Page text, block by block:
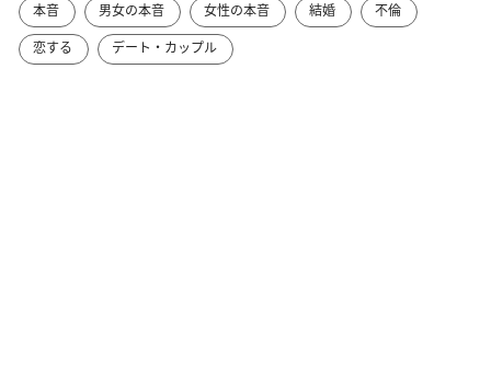
本音 男女の本音 女性の本音 結婚
不倫
恋する
デート・カップル